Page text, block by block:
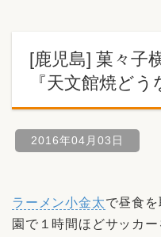
[鹿児島] 菓々子
『天文館焼ど
2016年04月03日
ラーメン小金太で昼食
園で１時間ほどサッカ